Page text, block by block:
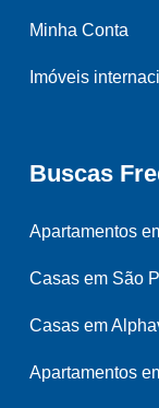
Minha Conta
Imóveis
Buscas
Apartamentos
Casas em São
Casas em
Apartamentos